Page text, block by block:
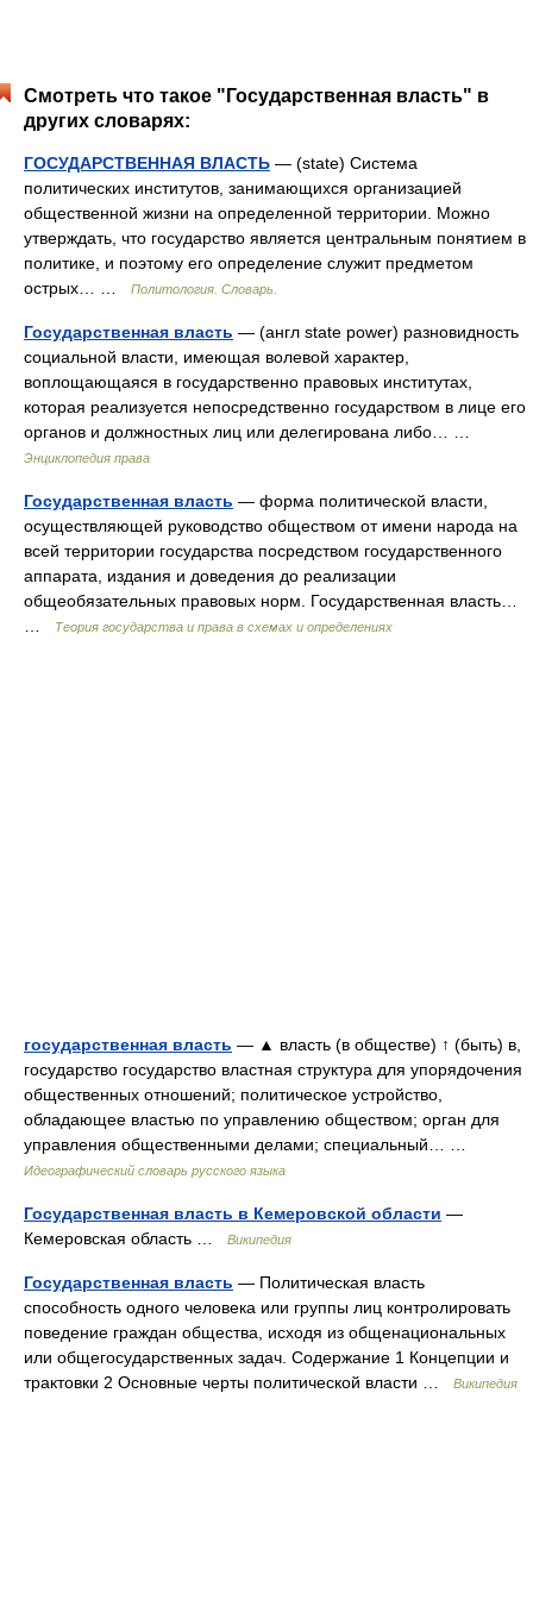
Смотреть что такое "Государственная власть" в
других словарях:
ГОСУДАРСТВЕННАЯ ВЛАСТЬ — (state) Система
политических институтов, занимающихся организацией
общественной жизни на определенной территории. Можно
утверждать, что государство является центральным понятием в
политике, и поэтому его определение служит предметом
острых… …
Политология. Словарь.
Государственная власть — (англ state power) разновидность
социальной власти, имеющая волевой характер,
воплощающаяся в государственно правовых институтах,
которая реализуется непосредственно государством в лице его
органов и должностных лиц или делегирована либо… …
Энциклопедия права
Государственная власть — форма политической власти,
осуществляющей руководство обществом от имени народа на
всей территории государства посредством государственного
аппарата, издания и доведения до реализации
общеобязательных правовых норм. Государственная власть…
Теория государства и права в схемах и определениях
государственная власть — ▲ власть (в обществе) ↑ (быть) в,
государство государство властная структура для упорядочения
общественных отношений; политическое устройство,
обладающее властью по управлению обществом; орган для
управления общественными делами; специальный… …
Идеографический словарь русского языка
Государственная власть в Кемеровской области —
Кемеровская область …
Википедия
Государственная власть — Политическая власть
способность одного человека или группы лиц контролировать
поведение граждан общества, исходя из общенациональных
или общегосударственных задач. Содержание 1 Концепции и
трактовки 2 Основные черты политической власти …
Википедия